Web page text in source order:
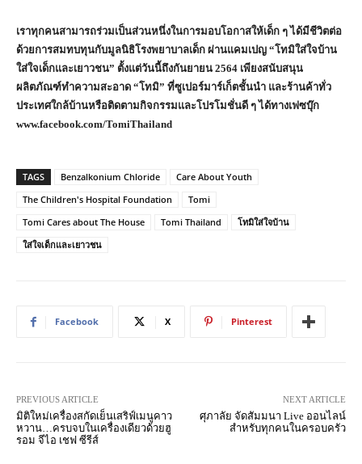
เราทุกคนสามารถร่วมเป็นส่วนหนึ่งในการมอบโอกาสให้เด็ก ๆ ได้มีชีวิตต่อ
ด้วยการสมทบทุนกับมูลนิธิโรงพยาบาลเด็ก ผ่านแคมเปญ “โทมิใส่ใจบ้าน
ใส่ใจเด็กและเยาวชน” ตั้งแต่วันนี้ถึงกันยายน 2564 เพียงสนับสนุน
ผลิตภัณฑ์ทำความสะอาด “โทมิ” ที่ซูเปอร์มาร์เก็ตชั้นนำ และร้านค้าทั่ว
ประเทศใกล้บ้านหรือติดตามกิจกรรมและโปรโมชั่นดี ๆ ได้ทางเฟซบุ๊ก
www.facebook.com/TomiThailand
TAGS Benzalkonium Chloride
Care About Youth
The Children's Hospital Foundation
Tomi
Tomi Cares about The House
Tomi Thailand
โทมิใส่ใจบ้าน
ใส่ใจเด็กและเยาวชน
Facebook X Pinterest
PREVIOUS ARTICLE
มิติใหม่เครื่องสกัดเย็นเสริฟ์เมนูคาว
หวาน…ครบจบในเครื่องเดียวด้วยฮู
รอม จีไอ เชฟ ซีรีส์
NEXT ARTICLE
ศุภาลัย จัดสัมมนา Live ออนไลน์
สำหรับทุกคนในครอบครัว